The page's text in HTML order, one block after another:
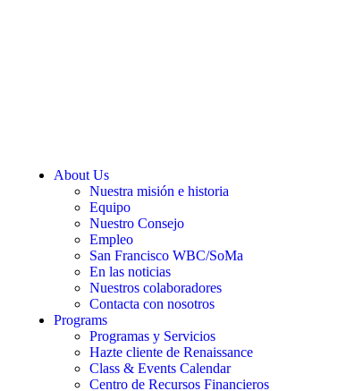
About Us
Nuestra misión e historia
Equipo
Nuestro Consejo
Empleo
San Francisco WBC/SoMa
En las noticias
Nuestros colaboradores
Contacta con nosotros
Programs
Programas y Servicios
Hazte cliente de Renaissance
Class & Events Calendar
Centro de Recursos Financieros